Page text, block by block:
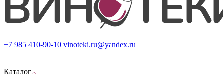
+7 985 410-90-10 vinoteki.ru@yandex.ru
Каталог